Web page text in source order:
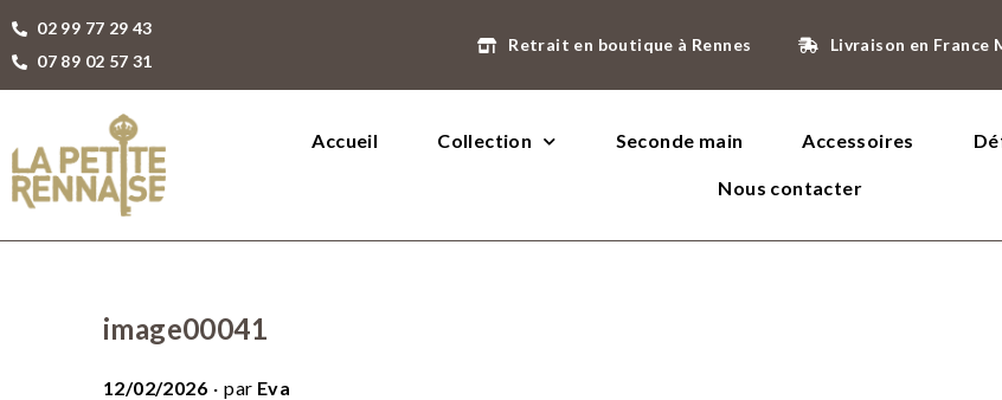
02 99 77 29 43
07 89 02 57 31
Retrait en boutique à Rennes Livraison en
Accueil Collection Seconde main Accessoires
Nous contacter
image00041
P
12/02/2026 . par Eva